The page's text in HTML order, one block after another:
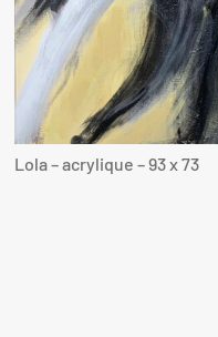
Lola – acrylique – 93 x 73